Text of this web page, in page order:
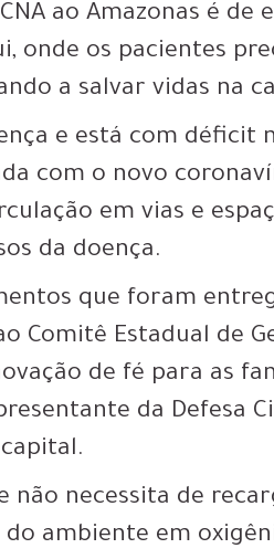
ao Amazonas é de
onde os pacientes
a salvar vidas na
e está com déficit
com o novo
em vias e
da doença.
que foram
Comitê Estadual de
de fé para as
da Defesa
necessita de
ambiente em